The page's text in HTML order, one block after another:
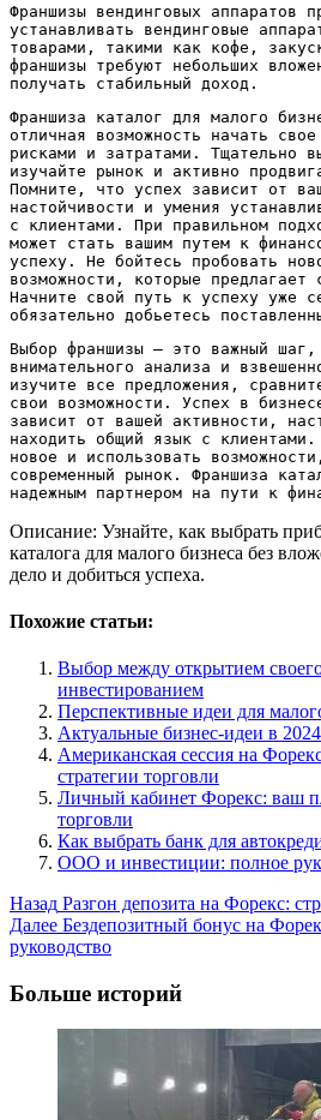
Франшизы вендинговых аппаратов
устанавливать вендинговые
товарами‚ такими как кофе‚
франшизы требуют небольших
получать стабильный доход.
Франшиза каталог для малого
отличная возможность начать
рисками и затратами. Тщательно
изучайте рынок и активно
Помните‚ что успех зависит от
настойчивости и умения
с клиентами. При правильном
может стать вашим путем к
успеху. Не бойтесь пробовать
возможности‚ которые предлагает
Начните свой путь к успеху уже
обязательно добьетесь
Выбор франшизы – это важный шаг‚
внимательного анализа и
изучите все предложения‚
свои возможности. Успех в
зависит от вашей активности‚
находить общий язык с
новое и использовать
современный рынок. Франшиза
надежным партнером на пути к
Описание: Узнайте‚ как выбрать
каталога для малого бизнеса без
дело и добиться успеха.
Похожие статьи:
Выбор между открытием
инвестированием
Перспективные идеи для
Актуальные бизнес-идеи в
Американская сессия на
стратегии торговли
Личный кабинет Форекс: ваш
торговли
Как выбрать банк для
ООО и инвестиции: полное
Post
Navigation
Назад Разгон депозита на Форекс:
Далее Бездепозитный бонус на
руководство
Больше историй